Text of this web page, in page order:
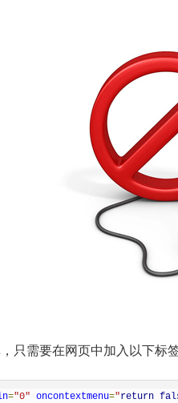
只需要在网页中加入以下标
="0" oncontextmenu="return